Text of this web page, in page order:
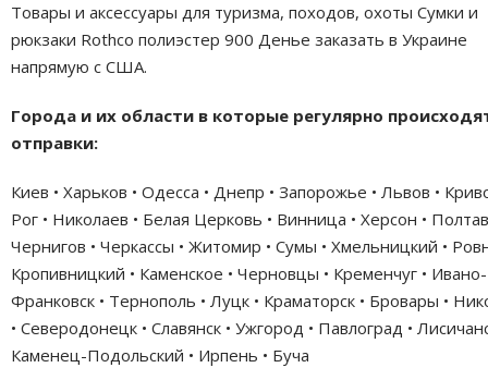
Товары и аксессуары для туризма, походов, охоты Сумки и
рюкзаки Rothco полиэстер 900 Денье заказать в Украине
напрямую с США.
Города и их области в которые регулярно
отправки:
Киев • Харьков • Одесса • Днепр • Запорожье • Львов •
Рог • Николаев • Белая Церковь • Винница • Херсон •
Чернигов • Черкассы • Житомир • Сумы • Хмельницкий •
Кропивницкий • Каменское • Черновцы • Кременчуг • Ивано-
Франковск • Тернополь • Луцк • Краматорск • Бровары •
• Северодонецк • Славянск • Ужгород • Павлоград •
Каменец-Подольский • Ирпень • Буча